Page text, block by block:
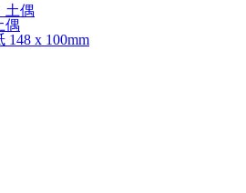
偶
148 x 100mm